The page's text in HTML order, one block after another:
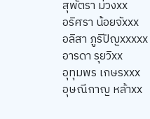
สุพัตรา ม่วงxx
อริศรา น้อยจัxxx
อลิสา ภูริปัญxxxxx
อารดา รุยวิxx
อุทุมพร เกษรxxx
อุษณีกาญ หล้าxx